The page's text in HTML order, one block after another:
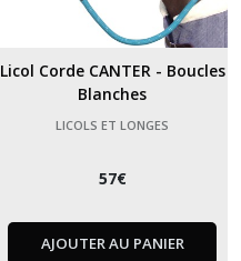
Licol Corde CANTER - Boucles
Blanches
LICOLS ET LONGES
57€
AJOUTER AU PANIER